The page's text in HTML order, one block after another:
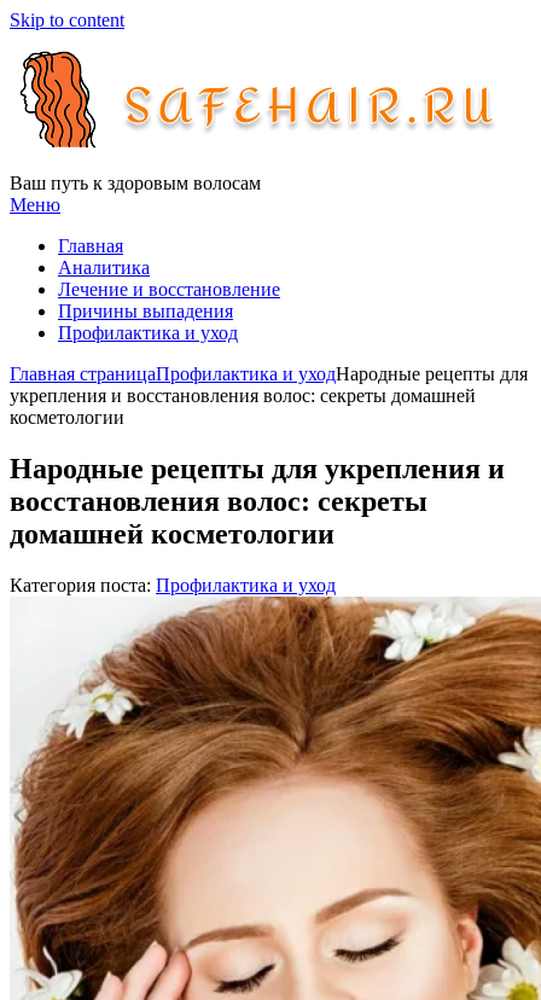
Skip to content
Ваш путь к здоровым волосам
Меню
Главная
Аналитика
Лечение и восстановление
Причины выпадения
Профилактика и уход
Главная страницаПрофилактика и уходНародные рецепты для
укрепления и восстановления волос: секреты домашней
косметологии
Народные рецепты для укрепления и
восстановления волос: секреты
домашней косметологии
Категория поста: Профилактика и уход